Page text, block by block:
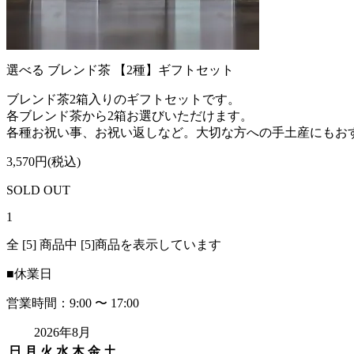
選べる ブレンド茶 【2種】ギフトセット
ブレンド茶2箱入りのギフトセットです。
各ブレンド茶から2箱お選びいただけます。
各種お祝い事、お祝い返しなど。大切な方への手土産にもお
3,570円(税込)
SOLD OUT
1
全 [5] 商品中 [5]商品を表示しています
■休業日
営業時間：9:00 〜 17:00
2026年8月
日
月 火 水 木 金 土